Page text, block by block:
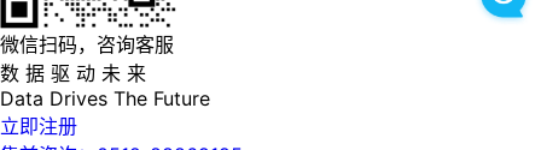
微信扫码，咨询客服
数 据 驱 动 未 来
Data Drives The Future
立即注册